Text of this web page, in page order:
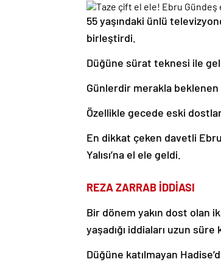
55 yaşındaki ünlü
birleştirdi.
Düğüne sürat teknesi ile
Günlerdir merakla
Özellikle gecede eski
En dikkat çeken davetli
Yalısı’na el ele geldi.
REZA ZARRAB İDDİASI
Bir dönem yakın dost olan
yaşadığı iddiaları uzun
Düğüne katılmayan